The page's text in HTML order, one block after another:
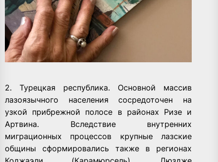
2. Турецкая республика. Основной массив
лазоязычного населения сосредоточен на
узкой прибрежной полосе в районах Ризе и
Артвина. Вследствие внутренних
миграционных процессов крупные лазские
общины сформировались также в регионах